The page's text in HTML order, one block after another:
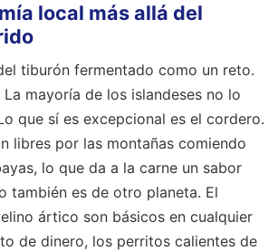
local más allá del
tiburón fermentado como un reto.
mayoría de los islandeses no lo
que sí es excepcional es el cordero.
libres por las montañas comiendo
lo que da a la carne un sabor
también es de otro planeta. El
ártico son básicos en cualquier
de dinero, los perritos calientes de